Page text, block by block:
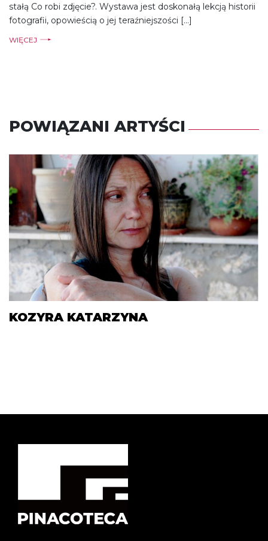
stałą Co robi zdjęcie?. Wystawa jest doskonałą lekcją historii
fotografii, opowieścią o jej teraźniejszości […]
WIĘCEJ
POWIĄZANI ARTYŚCI
KOZYRA KATARZYNA